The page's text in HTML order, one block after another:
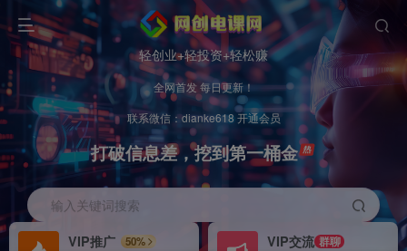
轻创业+轻投资+轻松赚
全网首发 每日更新！
联系微信：dianke618 开通会员
打破信息差，挖到第一桶金
输入关键词搜索
VIP推广
50%
VIP交流 群聊